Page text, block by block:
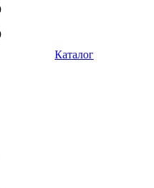
Каталог